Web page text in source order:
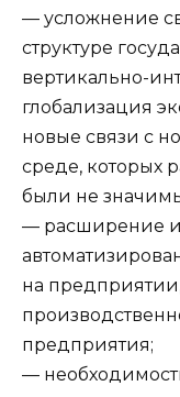
— усложнение
структуре
вертикально-
глобализация
новые связи с
среде, которых
были не
— расширение
на
предприятия;
—